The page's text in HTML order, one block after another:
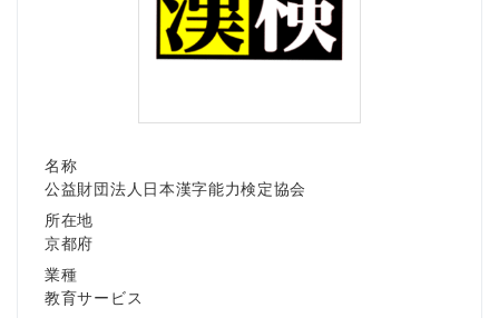
名称
公益財団法人日本漢字能力検定協会
所在地
京都府
業種
教育サービス